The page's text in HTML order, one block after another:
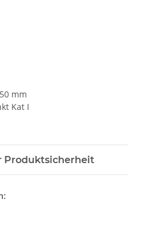
mm
Kat I
Produktsicherheit